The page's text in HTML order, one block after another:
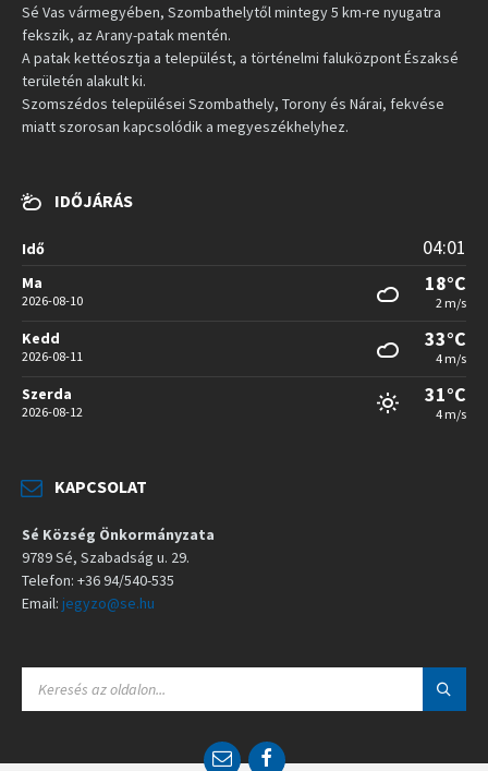
Sé Vas vármegyében, Szombathelytől mintegy 5 km-re nyugatra
fekszik, az Arany-patak mentén.
A patak kettéosztja a települést, a történelmi faluközpont Északsé
területén alakult ki.
Szomszédos települései Szombathely, Torony és Nárai, fekvése
miatt szorosan kapcsolódik a megyeszékhelyhez.
IDŐJÁRÁS
Idő 04:01
Ma
2026-08-10
18°C
2 m/s
Kedd
2026-08-11
33°C
4 m/s
Szerda
2026-08-12
31°C
4 m/s
KAPCSOLAT
Sé Község Önkormányzata
9789 Sé, Szabadság u. 29.
Telefon: +36 94/540-535
Email: jegyzo@se.hu
A
E
F